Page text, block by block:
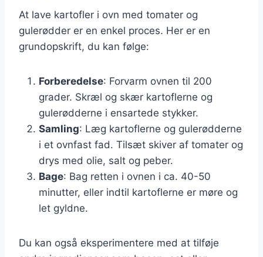
At lave kartofler i ovn med tomater og
gulerødder er en enkel proces. Her er en
grundopskrift, du kan følge:
Forberedelse: Forvarm ovnen til 200
grader. Skræl og skær kartoflerne og
gulerødderne i ensartede stykker.
Samling: Læg kartoflerne og gulerødderne
i et ovnfast fad. Tilsæt skiver af tomater og
drys med olie, salt og peber.
Bage: Bag retten i ovnen i ca. 40-50
minutter, eller indtil kartoflerne er møre og
let gyldne.
Du kan også eksperimentere med at tilføje